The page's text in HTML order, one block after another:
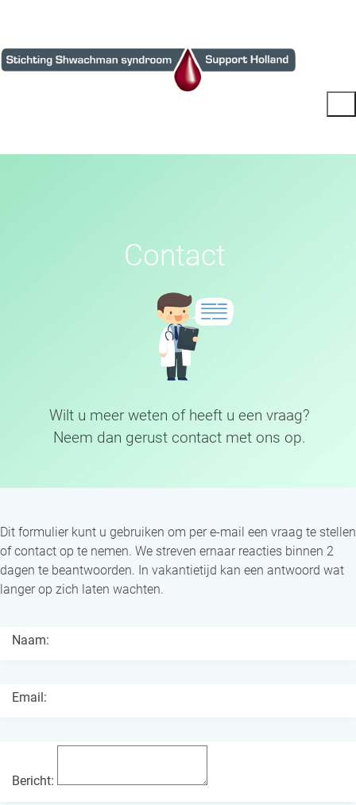
Contact
Wilt u meer weten of heeft u een vraag?
Neem dan gerust contact met ons op.
Dit formulier kunt u gebruiken om per e-mail een vraag te stellen
of contact op te nemen. We streven ernaar reacties binnen 2
dagen te beantwoorden. In vakantietijd kan een antwoord wat
langer op zich laten wachten.
Naam:
Email:
Bericht: